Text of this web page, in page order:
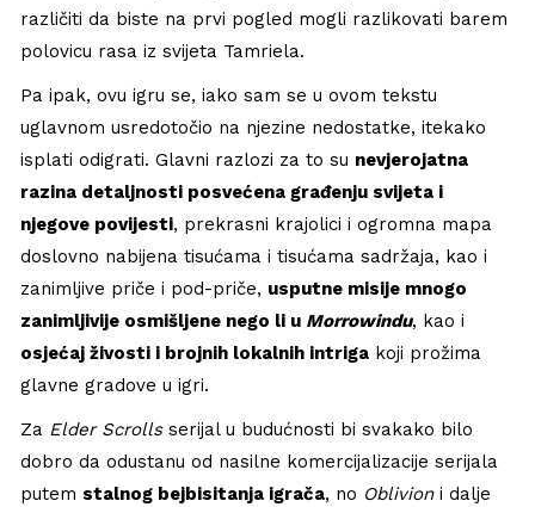
različiti da biste na prvi pogled mogli razlikovati barem
polovicu rasa iz svijeta Tamriela.
Pa ipak, ovu igru se, iako sam se u ovom tekstu
uglavnom usredotočio na njezine nedostatke, itekako
isplati odigrati. Glavni razlozi za to su nevjerojatna
razina detaljnosti posvećena građenju svijeta i
njegove povijesti, prekrasni krajolici i ogromna mapa
doslovno nabijena tisućama i tisućama sadržaja, kao i
zanimljive priče i pod-priče, usputne misije mnogo
zanimljivije osmišljene nego li u Morrowindu, kao i
osjećaj živosti i brojnih lokalnih intriga koji prožima
glavne gradove u igri.
Za Elder Scrollsserijal u budućnosti bi svakako bilo
dobro da odustanu od nasilne komercijalizacije serijala
putem stalnog bejbisitanja igrača, no Oblivioni dalje